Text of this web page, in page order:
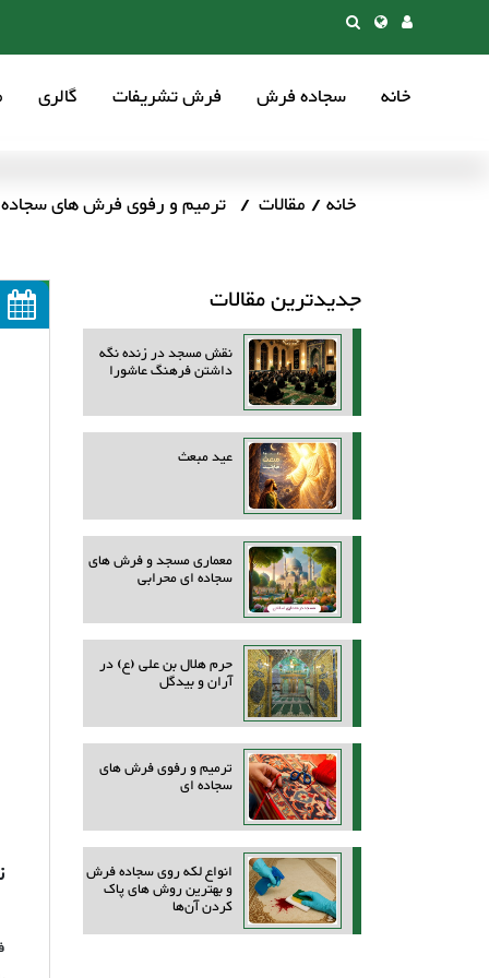
خانه سجاده فرش فرش تشریفات گالری
خانه مقالات ترمیم و رفوی فرش های
جدیدترین مقالات
نقش مسجد در زنده نگه
داشتن فرهنگ عاشورا
عید مبعث
معماری مسجد و فرش های
سجاده ای محرابی
حرم هلال بن علی (ع) در
آران و بیدگل
ترمیم و رفوی فرش های
سجاده ای
انواع لکه روی سجاده فرش
و بهترین روش‌ های پاک
کردن آن‌ها